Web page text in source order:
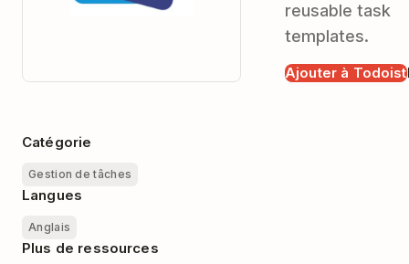
reusable task
templates.
Ajouter à Todoist
Catégorie
Gestion de tâches
Langues
Anglais
Plus de ressources